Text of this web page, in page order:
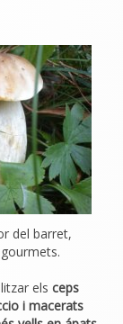
del barret,
els ceps
i macerats